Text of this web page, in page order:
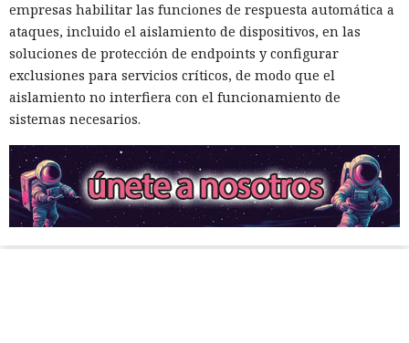
empresas habilitar las funciones de respuesta automática a
ataques, incluido el aislamiento de dispositivos, en las
soluciones de protección de endpoints y configurar
exclusiones para servicios críticos, de modo que el
aislamiento no interfiera con el funcionamiento de
sistemas necesarios.